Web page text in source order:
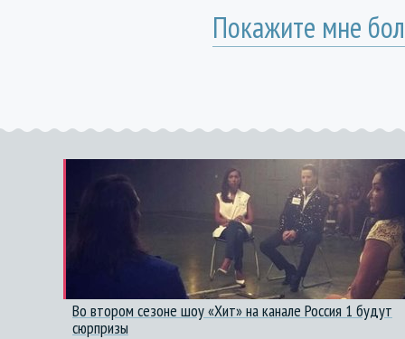
Покажите мне
Во втором сезоне шоу «Хит» на канале Россия 1 будут
сюрпризы